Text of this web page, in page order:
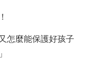
怎麼能保護好孩子